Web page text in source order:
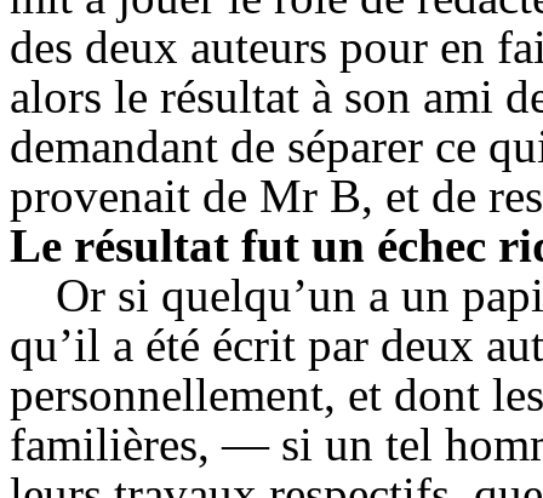
des deux auteurs pour en
alors le résultat à son ami
demandant de séparer ce
provenait de Mr B, et de
Le résultat fut un échec
Or si quelqu’un a un
qu’il a été écrit par deux
personnellement, et dont
familières, — si un tel